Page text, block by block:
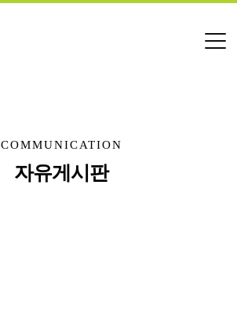
COMMUNICATION
자유게시판